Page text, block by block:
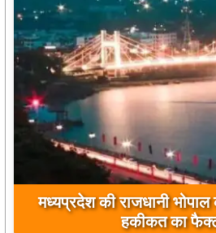
मुख्यमंत्री डॉ. मोहन यादव ने
का अवलोकन कर पर्यटन विकास